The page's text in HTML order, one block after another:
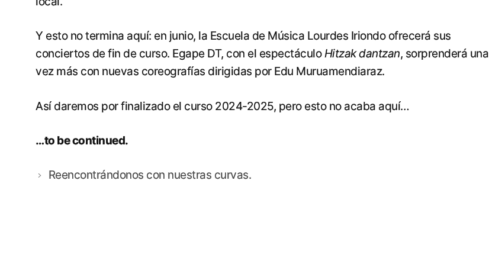
Y esto no termina aquí: en junio, la Escuela de Música Lourdes Iriondo ofrecerá sus
conciertos de fin de curso. Egape DT, con el espectáculoHitzak dantzan, sorprenderá una
vez más con nuevas coreografías dirigidas por Edu Muruamendiaraz.
Así daremos por finalizado el curso 2024-2025, pero esto no acaba aquí…
…to be continued.
Reencontrándonos con nuestras curvas.